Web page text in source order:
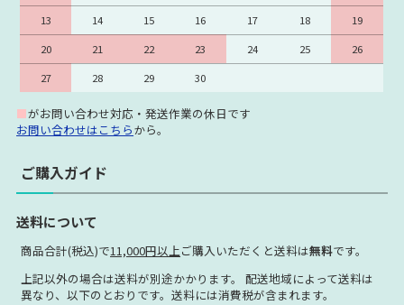
13
14 15 16 17 18
19
20
21 22 23 24 25
26
27
28 29 30
■がお問い合わせ対応・発送作業の休日です
お問い合わせはこちらから。
ご購入ガイド
送料について
商品合計(税込)で11,000円以上ご購入いただくと送料は無料です。
上記以外の場合は送料が別途かかります。 配送地域によって送料は
異なり、以下のとおりです。送料には消費税が含まれます。